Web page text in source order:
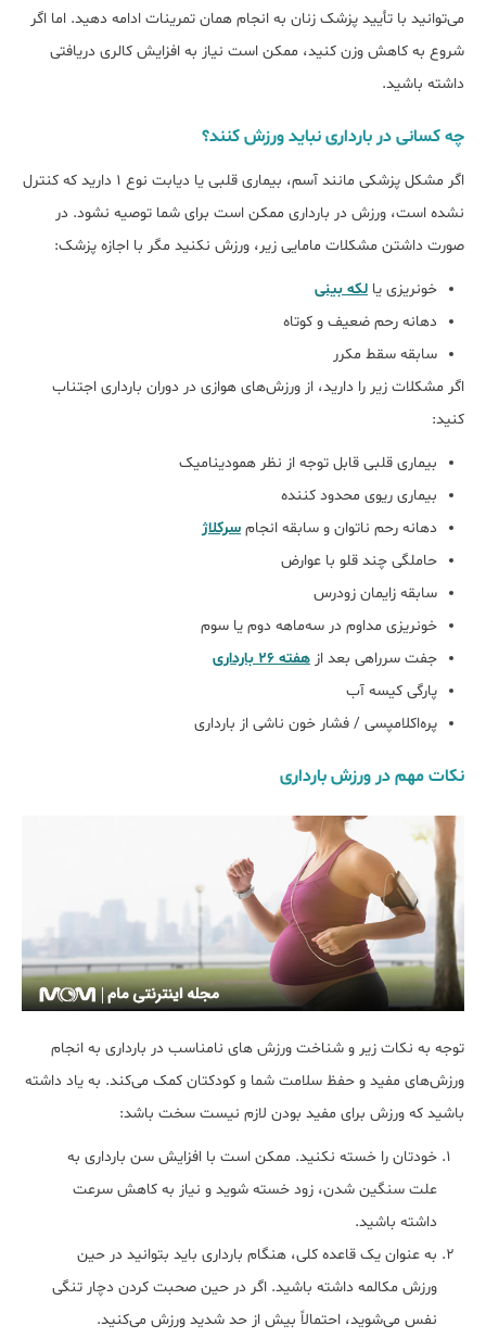
می‌توانید با تأیید پزشک زنان به انجام همان تمرینات ادامه دهید. اما اگر
شروع به کاهش وزن کنید، ممکن است نیاز به افزایش کالری دریافتی
داشته باشید.
چه کسانی در بارداری نباید ورزش کنند؟
اگر مشکل پزشکی مانند آسم، بیماری قلبی یا دیابت نوع 1 دارید که کنترل
نشده است، ورزش در بارداری ممکن است برای شما توصیه نشود. در
صورت داشتن مشکلات مامایی زیر، ورزش نکنید مگر با اجازه پزشک:
خونریزی یا لکه بینی
دهانه رحم ضعیف و کوتاه
سابقه سقط مکرر
اگر مشکلات زیر را دارید، از ورزش‌های هوازی در دوران بارداری اجتناب
کنید:
بیماری قلبی قابل توجه از نظر همودینامیک
بیماری ریوی محدود کننده
دهانه رحم ناتوان و سابقه انجام سرکلاژ
حاملگی چند قلو با عوارض
سابقه زایمان زودرس
خونریزی مداوم در سه‌ماهه دوم یا سوم
جفت سرراهی بعد از هفته 26 بارداری
پارگی کیسه آب
پره‌اکلامپسی / فشار خون ناشی از بارداری
نکات مهم در ورزش بارداری
توجه به نکات زیر و شناخت ورزش های نامناسب در بارداری به انجام
ورزش‌های مفید و حفظ سلامت شما و کودکتان کمک می‌کند. به یاد داشته
باشید که ورزش برای مفید بودن لازم نیست سخت باشد:
خودتان را خسته نکنید. ممکن است با افزایش سن بارداری به
علت سنگین شدن، زود خسته شوید و نیاز به کاهش سرعت
داشته باشید.
به عنوان یک قاعده کلی، هنگام بارداری باید بتوانید در حین
ورزش مکالمه داشته باشید. اگر در حین صحبت کردن دچار تنگی
نفس می‌شوید، احتمالاً بیش از حد شدید ورزش می‌کنید.